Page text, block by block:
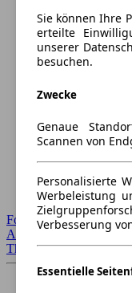
Forum Startseite
Alle Auto-Foren
Themen-Forum
Sie können Ihre
erteilte
unserer
besuchen.
Zwecke
Genaue
Scannen von
Personalisierte
Werbeleistung
Verbesserung
Essentielle